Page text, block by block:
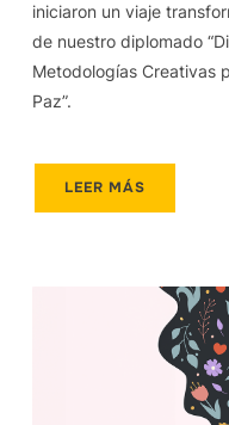
iniciaron un viaje
de nuestro diplomado
Metodologías Creativas
Paz”.
LEER MÁS